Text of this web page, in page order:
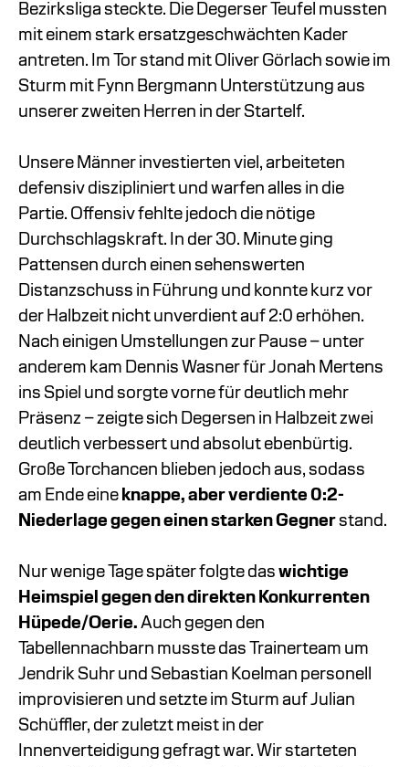
Bezirksliga steckte. Die Degerser Teufel mussten
mit einem stark ersatzgeschwächten Kader
antreten. Im Tor stand mit Oliver Görlach sowie im
Sturm mit Fynn Bergmann Unterstützung aus
unserer zweiten Herren in der Startelf.
Unsere Männer investierten viel, arbeiteten
defensiv diszipliniert und warfen alles in die
Partie. Offensiv fehlte jedoch die nötige
Durchschlagskraft. In der 30. Minute ging
Pattensen durch einen sehenswerten
Distanzschuss in Führung und konnte kurz vor
der Halbzeit nicht unverdient auf 2:0 erhöhen.
Nach einigen Umstellungen zur Pause – unter
anderem kam Dennis Wasner für Jonah Mertens
ins Spiel und sorgte vorne für deutlich mehr
Präsenz – zeigte sich Degersen in Halbzeit zwei
deutlich verbessert und absolut ebenbürtig.
Große Torchancen blieben jedoch aus, sodass
am Ende eine knappe, aber verdiente 0:2-
Niederlage gegen einen starken Gegnerstand.
Nur wenige Tage später folgte das wichtige
Heimspiel gegen den direkten Konkurrenten
Hüpede/Oerie. Auch gegen den
Tabellennachbarn musste das Trainerteam um
Jendrik Suhr und Sebastian Koelman personell
improvisieren und setzte im Sturm auf Julian
Schüffler, der zuletzt meist in der
Innenverteidigung gefragt war. Wir starteten